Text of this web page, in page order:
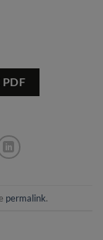
permalink.